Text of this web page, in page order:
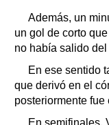
Además, un
un gol de corto
no había salido
En ese sentido
que derivó en el
posteriormente fue
En semifinales,